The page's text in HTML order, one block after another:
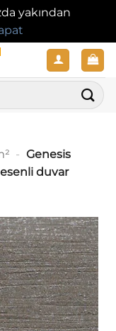
yakından
- Genesis
duvar